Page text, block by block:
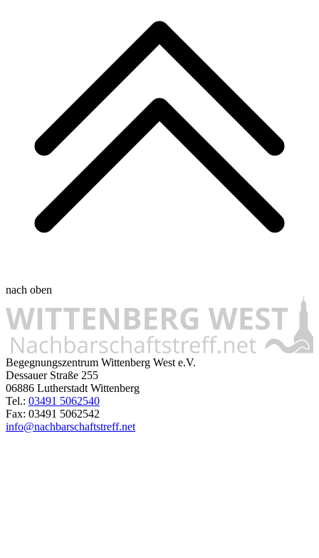
nach oben
Begegnungszentrum Wittenberg West e.V.
Dessauer Straße 255
06886 Lutherstadt Wittenberg
Tel.: 03491 5062540
Fax: 03491 5062542
info@nachbarschaftstreff.net